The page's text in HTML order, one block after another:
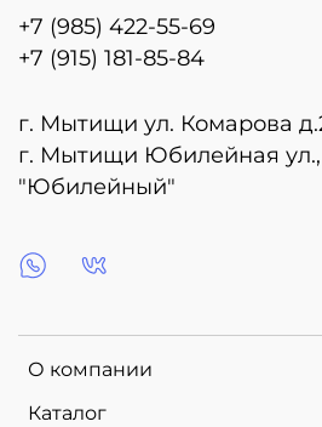
О компании
Каталог
+7 (985) 422-55-69
+7 (915) 181-85-84
г. Мытищи ул. Комарова
г. Мытищи Юбилейная ул.,
"Юбилейный"